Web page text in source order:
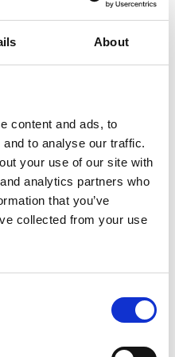
About
content and ads, to
to analyse our traffic.
your use of our site with
analytics partners who
that you’ve
collected from your use
tra i due diventa così
e di liberazione: la
fedeli a se stessi, ma
la possibilità
voluto parlare con
di compassione, di
da ciò che è diverso.
narratore e
per dar vita a
narrativa sono
avvinti i bambini
nei diversi piani